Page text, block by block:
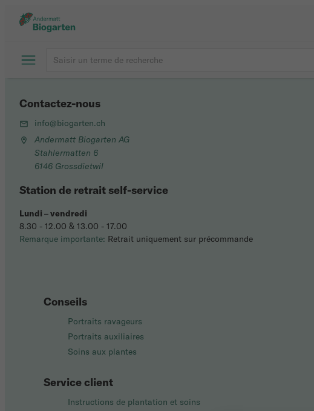
Conseils
Portraits ravageurs
Portraits auxiliaires
Soins aux plantes
Service client
Instructions de plantation et soins
Contactez-nous
info@biogarten.ch
Andermatt Biogarten AG
Stahlermatten 6
6146 Grossdietwil
Station de retrait self-service
Lundi –vendredi
8.30 - 12.00 & 13.00 - 17.00
Remarque importante: Retrait uniquement sur précommande